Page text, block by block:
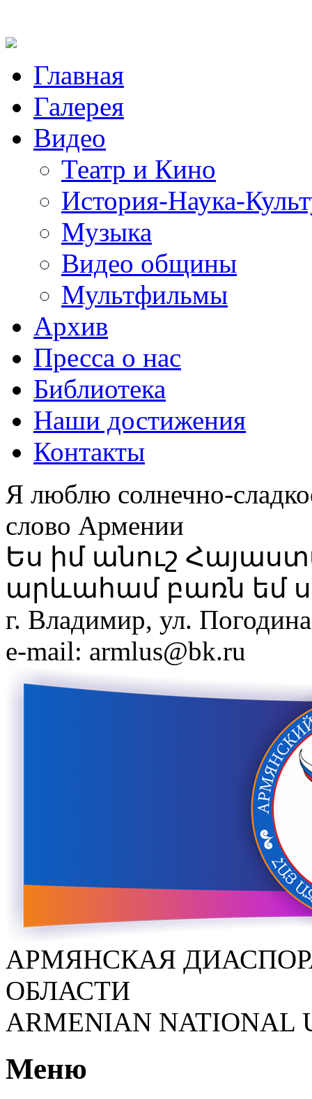
Главная
Галерея
Видео
Театр и Кино
История-Наука-
Музыка
Видео общины
Мультфильмы
Архив
Пресса о нас
Библиотека
Наши достижения
Контакты
Я люблю солнечно-
слово Армении
Ես իմ անուշ
արևահամ բառն եմ
г. Владимир, ул.
e-mail: armlus@bk.ru
АРМЯНСКАЯ
ОБЛАСТИ
ARMENIAN NATIONAL
Меню